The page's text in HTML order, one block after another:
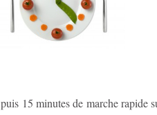
15 minutes de marche rapide